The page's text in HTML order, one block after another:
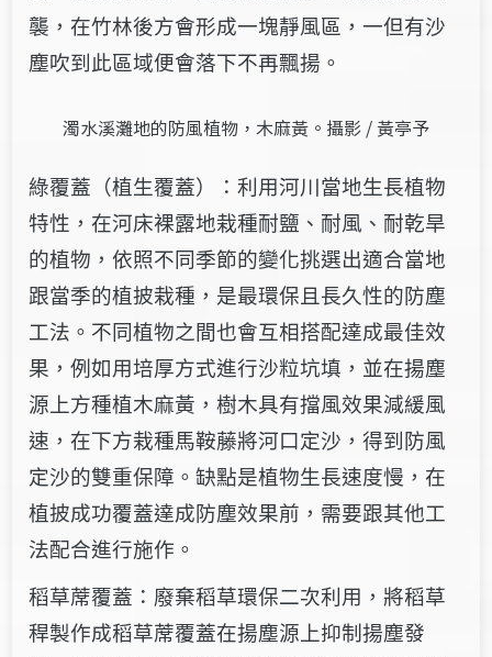
襲，在竹林後方會形成一塊靜風區，一但有沙
塵吹到此區域便會落下不再飄揚。
濁水溪灘地的防風植物，木麻黃。攝影 / 黃亭予
綠覆蓋（植生覆蓋）：利用河川當地生長植物
特性，在河床裸露地栽種耐鹽、耐風、耐乾旱
的植物，依照不同季節的變化挑選出適合當地
跟當季的植披栽種，是最環保且長久性的防塵
工法。不同植物之間也會互相搭配達成最佳效
果，例如用培厚方式進行沙粒坑填，並在揚塵
源上方種植木麻黃，樹木具有擋風效果減緩風
速，在下方栽種馬鞍藤將河口定沙，得到防風
定沙的雙重保障。缺點是植物生長速度慢，在
植披成功覆蓋達成防塵效果前，需要跟其他工
法配合進行施作。
稻草蓆覆蓋：廢棄稻草環保二次利用，將稻草
稈製作成稻草蓆覆蓋在揚塵源上抑制揚塵發